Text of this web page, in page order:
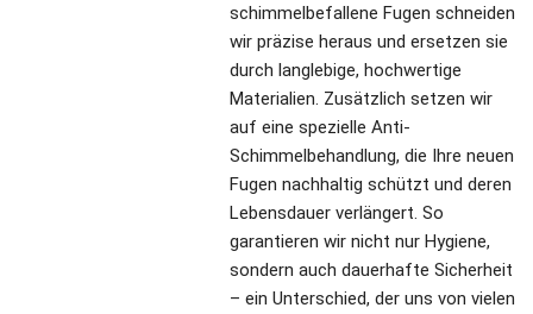
schimmelbefallene Fugen schneiden
wir präzise heraus und ersetzen sie
durch langlebige, hochwertige
Materialien. Zusätzlich setzen wir
auf eine spezielle Anti-
Schimmelbehandlung, die Ihre neuen
Fugen nachhaltig schützt und deren
Lebensdauer verlängert. So
garantieren wir nicht nur Hygiene,
sondern auch dauerhafte Sicherheit
– ein Unterschied, der uns von vielen